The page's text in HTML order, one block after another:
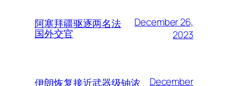
阿塞拜疆驱逐两名法
国外交官
December 26,
2023
伊朗恢复接近武器级铀浓
December